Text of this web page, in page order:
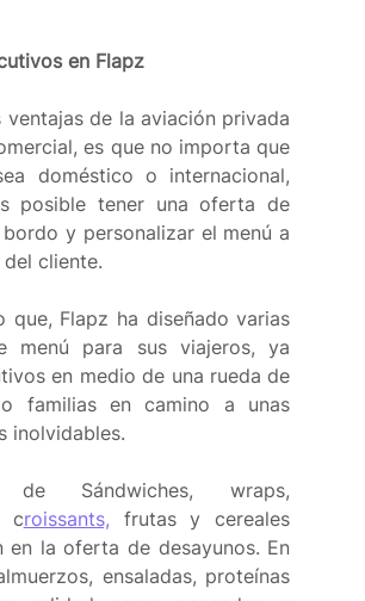
en Flapz
ventajas de la aviación privada
es que no importa que
doméstico o internacional,
posible tener una oferta de
y personalizar el menú a
cliente.
que, Flapz ha diseñado varias
menú para sus viajeros, ya
en medio de una rueda de
familias en camino a unas
inolvidables.
de Sándwiches, wraps,
croissants, frutas y cereales
en la oferta de desayunos. En
ensaladas, proteínas